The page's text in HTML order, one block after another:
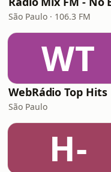
São Paulo · 106.3 FM
WT
WebRádio Top Hits
São Paulo
H-